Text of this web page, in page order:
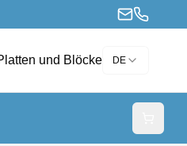
und Blöcke DE